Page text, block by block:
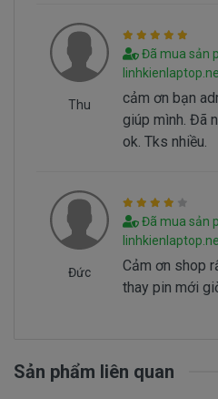
Batery Dell
Battery dell Latitude
hư, có 2 nguyên nhân sau
- Pin có vòng đời của
1000 lần nạp xả thì pin
- Nguyên nhân do
cách dẫn đến pin bị hư…
thế nào.
Sử Dung Pin Như Thế
Mua pin Laptop
Thu
Đã mua sản
cảm ơn bạn
giúp mình. Đã
ok. Tks nhiều.
Đức
Đã mua sản
Cảm ơn shop
thay pin mới
Sản phẩm liên quan